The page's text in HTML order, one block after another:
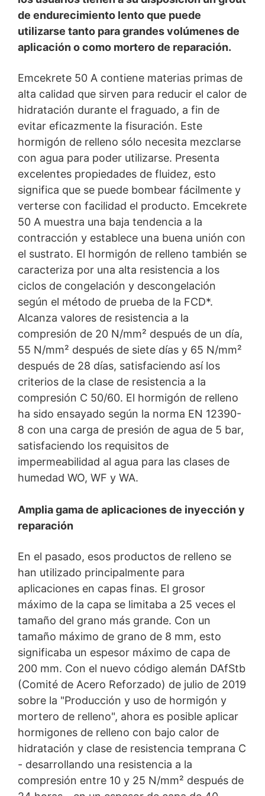
Nuevo producto
Nuevo grout de hormigón
Emcekrete 50 A
El grout de hormigón Emcekrete 50 A puede
utilizarse tanto para grandes volúmenes de
aplicación con espesores de capa de hasta 320 mm
como para mortero de reparación.
de endurecimiento lento que puede
utilizarse tanto para grandes volúmenes de
aplicación o como mortero de reparación.
Emcekrete 50 A contiene materias primas de
alta calidad que sirven para reducir el calor de
hidratación durante el fraguado, a fin de
evitar eficazmente la fisuración. Este
hormigón de relleno sólo necesita mezclarse
con agua para poder utilizarse. Presenta
excelentes propiedades de fluidez, esto
significa que se puede bombear fácilmente y
verterse con facilidad el producto. Emcekrete
50 A muestra una baja tendencia a la
contracción y establece una buena unión con
el sustrato. El hormigón de relleno también se
caracteriza por una alta resistencia a los
ciclos de congelación y descongelación
según el método de prueba de la FCD*.
Alcanza valores de resistencia a la
compresión de 20 N/mm² después de un día,
55 N/mm² después de siete días y 65 N/mm²
después de 28 días, satisfaciendo así los
criterios de la clase de resistencia a la
compresión C 50/60. El hormigón de relleno
ha sido ensayado según la norma EN 12390-
8 con una carga de presión de agua de 5 bar,
satisfaciendo los requisitos de
impermeabilidad al agua para las clases de
humedad WO, WF y WA.
Amplia gama de aplicaciones de inyección y
reparación
En el pasado, esos productos de relleno se
han utilizado principalmente para
aplicaciones en capas finas. El grosor
máximo de la capa se limitaba a 25 veces el
tamaño del grano más grande. Con un
tamaño máximo de grano de 8 mm, esto
significaba un espesor máximo de capa de
200 mm. Con el nuevo código alemán DAfStb
(Comité de Acero Reforzado) de julio de 2019
sobre la "Producción y uso de hormigón y
mortero de relleno", ahora es posible aplicar
hormigones de relleno con bajo calor de
hidratación y clase de resistencia temprana C
- desarrollando una resistencia a la
compresión entre 10 y 25 N/mm² después de
You Tube
Nuestra página web utiliza plugins de YouTube, que es
operado por Google. El operador de las páginas es
USA. Si visita una de nuestras páginas con un plugin de
YouTube, se establece una conexión con los servidores
de YouTube. Aquí se informa al servidor de YouTube
sobre cuál de nuestras páginas ha visitado. Si estás
conectado a tu cuenta de YouTube, YouTube te permite
asociar tu comportamiento de navegación directamente
con tu perfil personal. Puedes evitarlo cerrando la
sesión de tu cuenta de YouTube. YouTube se utiliza para
ayudar a que nuestro sitio web sea atractivo. Esto
constituye un interés justificado de acuerdo con el Art.
6 Párrafo 1 (f) de la RPI. Para más información sobre el
tratamiento de los datos de los usuarios, consulte la
declaración de protección de datos de YouTube en
https://www.google.de/intl/de/policies/privacy.
Revocación del consentimiento para el tratamiento de
sus datos
Algunas operaciones de tratamiento de datos sólo son
posibles con su consentimiento expreso. Usted puede
revocar su consentimiento en cualquier momento con
efecto futuro. Basta con un correo electrónico informal
que haga esta solicitud. Los datos procesados antes de
que recibamos su solicitud pueden ser procesados
Derecho a presentar quejas ante las autoridades
reguladoras
Si se ha producido una infracción de la legislación de
protección de datos, la persona afectada puede
presentar una queja ante las autoridades reguladoras
competentes. La autoridad reguladora competente
para los asuntos relacionados con la legislación de
protección de datos es:
a su consentimiento o en cumplimiento de un contrato
se le entreguen automáticamente a usted o a un tercero
en un formato estándar y legible por máquina. Si usted
requiere la transferencia directa de datos a otra parte
responsable, esto sólo se hará en la medida en que sea
técnicamente posible.
Información, corrección, bloqueo, borrado
Según lo permitido por el Art. 15 GDPR, tiene derecho a
que se le proporcione en cualquier momento
información gratuita sobre cualquiera de sus datos
personales almacenados. También tiene derecho a que
se corrijan, bloqueen o eliminen estos datos.